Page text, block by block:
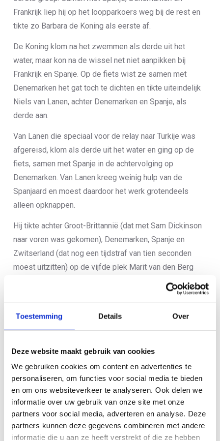
Toestemming Details Over
Deze website maakt gebruik van cookies
We gebruiken cookies om content en advertenties te
personaliseren, om functies voor social media te bieden
en om ons websiteverkeer te analyseren. Ook delen we
informatie over uw gebruik van onze site met onze
partners voor social media, adverteren en analyse. Deze
partners kunnen deze gegevens combineren met andere
informatie die u aan ze heeft verstrekt of die ze hebben
Frankrijk liep hij op het loopparkoers weg bij de rest en
tikte zo Barbara de Koning als eerste af.
De Koning klom na het zwemmen als derde uit het
water, maar kon na de wissel net niet aanpikken bij
Frankrijk en Spanje. Op de fiets wist ze samen met
Denemarken het gat toch te dichten en tikte uiteindelijk
Niels van Lanen, achter Denemarken en Spanje, als
derde aan.
Van Lanen die speciaal voor de relay naar Turkije was
afgereisd, klom als derde uit het water en ging op de
fiets, samen met Spanje in de achtervolging op
Denemarken. Van Lanen kreeg weinig hulp van de
Spanjaard en moest daardoor het werk grotendeels
alleen opknappen.
Hij tikte achter Groot-Brittannië (dat met Sam Dickinson
naar voren was gekomen), Denemarken, Spanje en
Zwitserland (dat nog een tijdstraf van tien seconden
moest uitzitten) op de vijfde plek Marit van den Berg
Groot-Brittannië nam tijdens het zwemmen afstand van
de rest van de concurrentie en bleef ook op de fiets
vooruit. Jessica Fullagar liep voor Team GBR naar de
echter na de finish gediskwalificeerd, waardoor
Zwitserland, ondanks de tijdstraf, toch nog als derde
eindigde.
Anne Holm, die op de fiets moest lossen na het missen
van de bocht, legde voor Denemarken in eerste instantie
beslag op de vijfde plek, maar werd nu vierde. Van den